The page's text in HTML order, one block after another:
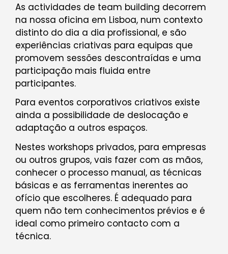
As actividades de team building decorrem
na nossa oficina em Lisboa, num contexto
distinto do dia a dia profissional, e são
experiências criativas para equipas que
promovem sessões descontraídas e uma
participação mais fluida entre
participantes.
Para eventos corporativos criativos existe
ainda a possibilidade de deslocação e
adaptação a outros espaços.
Nestes workshops privados, para empresas
ou outros grupos, vais fazer com as mãos,
conhecer o processo manual, as técnicas
básicas e as ferramentas inerentes ao
ofício que escolheres. É adequado para
quem não tem conhecimentos prévios e é
ideal como primeiro contacto com a
técnica.